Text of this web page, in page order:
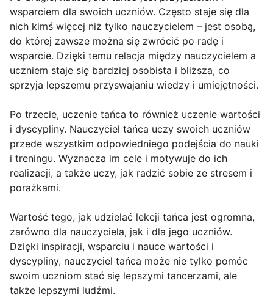
wsparciem dla swoich uczniów. Często staje się dla
nich kimś więcej niż tylko nauczycielem – jest osobą,
do której zawsze można się zwrócić po radę i
wsparcie. Dzięki temu relacja między nauczycielem a
uczniem staje się bardziej osobista i bliższa, co
sprzyja lepszemu przyswajaniu wiedzy i umiejętności.
Po trzecie, uczenie tańca to również uczenie wartości
i dyscypliny. Nauczyciel tańca uczy swoich uczniów
przede wszystkim odpowiedniego podejścia do nauki
i treningu. Wyznacza im cele i motywuje do ich
realizacji, a także uczy, jak radzić sobie ze stresem i
porażkami.
Wartość tego, jak udzielać lekcji tańca jest ogromna,
zarówno dla nauczyciela, jak i dla jego uczniów.
Dzięki inspiracji, wsparciu i nauce wartości i
dyscypliny, nauczyciel tańca może nie tylko pomóc
swoim uczniom stać się lepszymi tancerzami, ale
także lepszymi ludźmi.